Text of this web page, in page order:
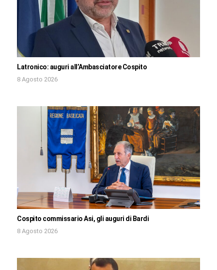
Latronico: auguri all’Ambasciatore Cospito
8 Agosto 2026
Cospito commissario Asi, gli auguri di Bardi
8 Agosto 2026